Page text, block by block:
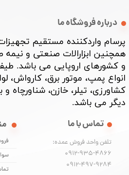
درباره فروشگاه ما
پرسام واردکننده مستقیم
همچنین ابزارالات صنعتی و
و کشورهای اروپایی می باشد.
انواع پمپ، موتور برق، کارواش،
کشاورزی، تیلر، خازن، شناورچاه
دیگر می باشد. ​​​​​​​
تماس با ما
تلفن واحد فروش عمده:
0912-935-4866
​​​​​​​0912-497-9284